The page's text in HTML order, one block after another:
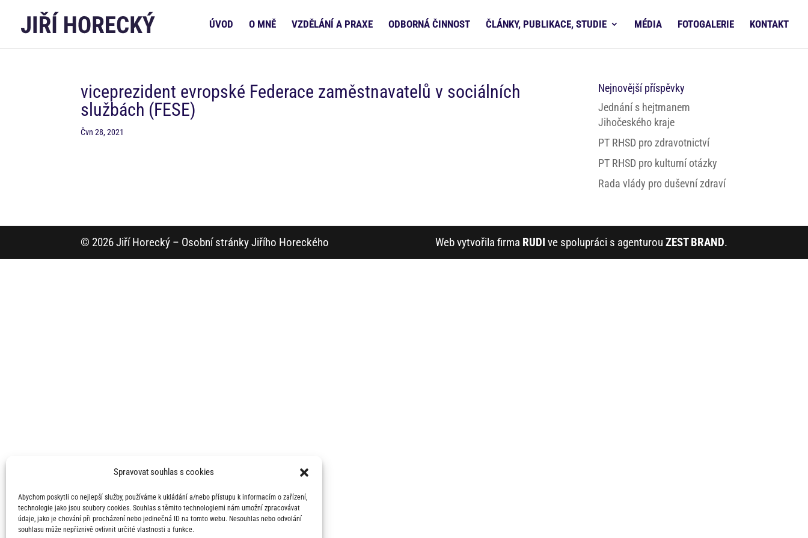
Spravovat souhlas s cookies
Abychom poskytli co nejlepší služby, používáme k ukládání a/nebo přístupu k informacím o zařízení,
technologie jako jsou soubory cookies. Souhlas s těmito technologiemi nám umožní zpracovávat
údaje, jako je chování při procházení nebo jedinečná ID na tomto webu. Nesouhlas nebo odvolání
souhlasu může nepříznivě ovlivnit určité vlastnosti a funkce.
ÚVOD O MNĚ VZDĚLÁNÍ A PRAXE ODBORNÁ ČINNOST ČLÁNKY, PUBLIKACE, STUDIE MÉDIA FOTOGALERIE KONTAKT
viceprezident evropské Federace zaměstnavatelů v sociálních
službách (FESE)
Čvn 28, 2021
Nejnovější příspěvky
Jednání s hejtmanem
Jihočeského kraje
PT RHSD pro zdravotnictví
PT RHSD pro kulturní otázky
Rada vlády pro duševní zdraví
© 2026 Jiří Horecký – Osobní stránky Jiřího Horeckého Web vytvořila firma RUDI ve spolupráci s agenturou ZEST BRAND.